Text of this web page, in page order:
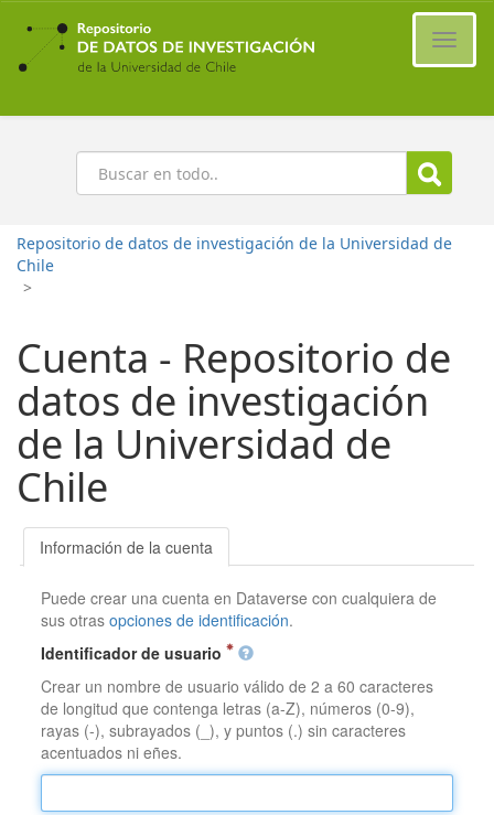
Ir
contenido
principal
Buscar
Repositorio de datos de investigación de la Universidad de
Chile
>
Cuenta - Repositorio de
datos de investigación
de la Universidad de
Chile
Información de la cuenta
Puede crear una cuenta en Dataverse con cualquiera de
sus otrasopciones de identificación.
Identificador de usuario
Crear un nombre de usuario válido de 2 a 60 caracteres
de longitud que contenga letras (a-Z), números (0-9),
rayas (-), subrayados (_), y puntos (.) sin caracteres
acentuados ni eñes.